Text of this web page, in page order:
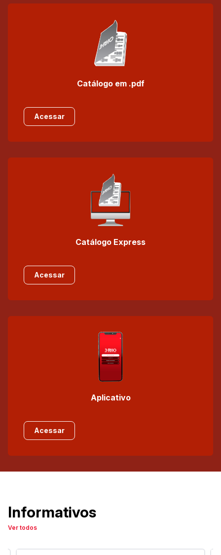
Catálogo em .pdf
Acessar
Catálogo Express
Acessar
Aplicativo
Acessar
Informativos
Ver todos